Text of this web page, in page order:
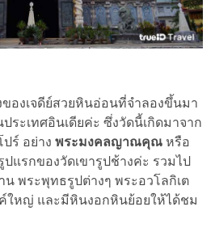
ของเจดีย์สวยหินอ่อนที่จำลองขึ้นมา
ระเทศอินเดียค่ะ ซึ่งวัดนี้เกิดมาจาก
ร์ อย่าง พระมงคลญาณคุณ หรือ
ปแรกของวัดเขารูปช้างค่ะ รวมไป
พระพุทธรูปต่างๆ พระอวโลกิเต
ใหญ่ และมีหินงอกหินย้อยให้ได้ชม